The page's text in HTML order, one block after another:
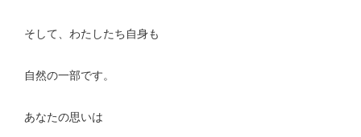
そして、わたしたち自身も
自然の一部です。
あなたの思いは